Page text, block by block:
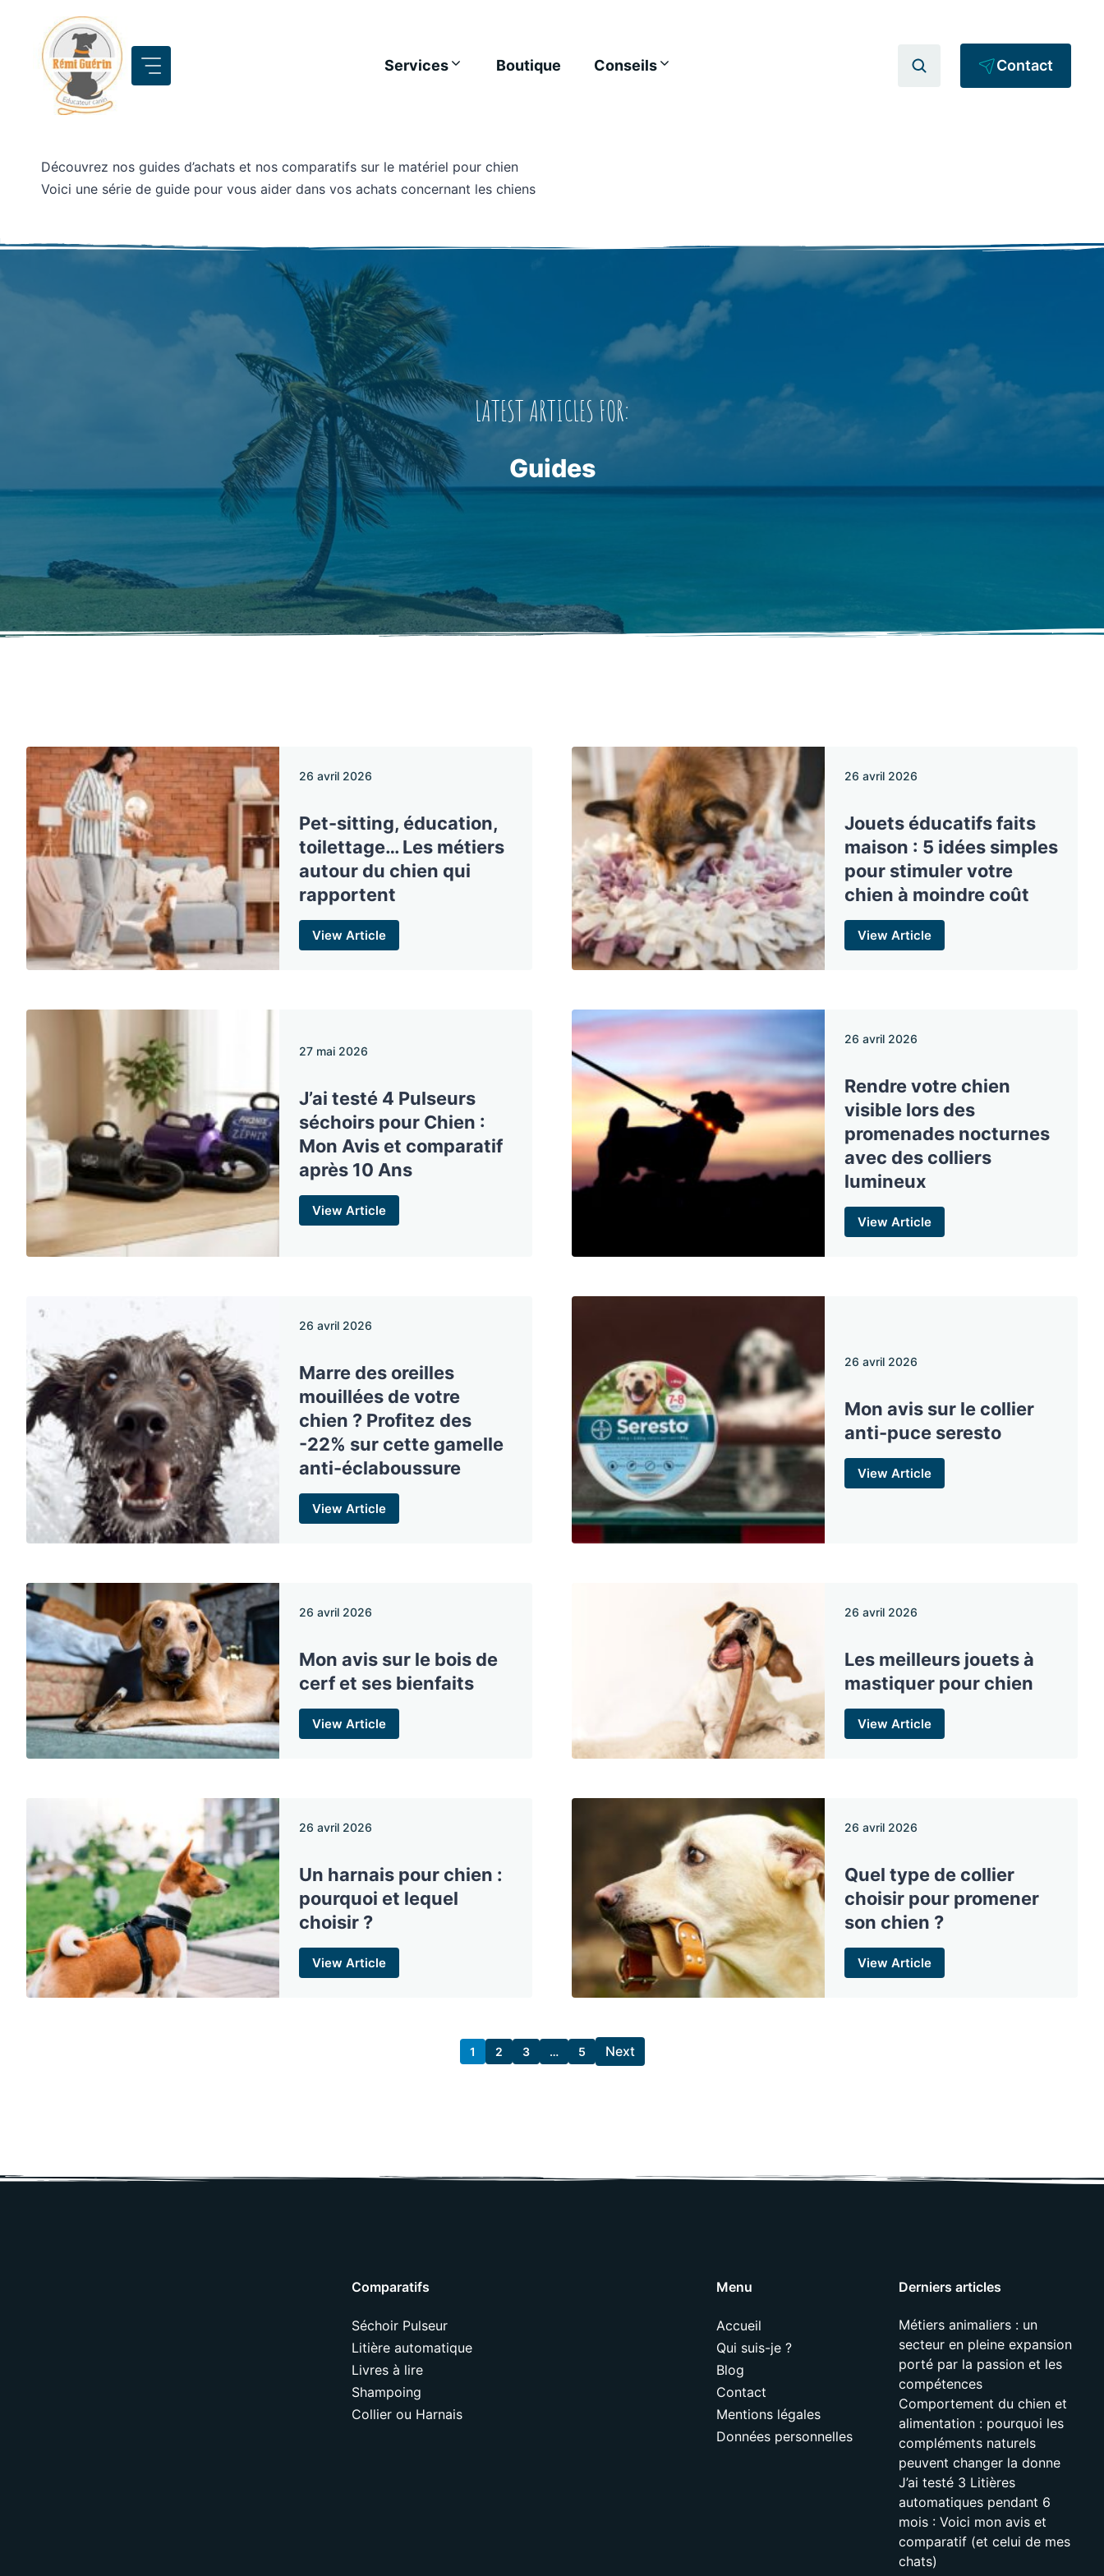
contenu
Services Boutique Conseils Contact
Découvrez nos guides d’achats et nos comparatifs sur le matériel pour chien
Voici une série de guide pour vous aider dans vos achats concernant les chiens
LATEST ARTICLES FOR:
Guides
26 avril 2026
Pet-sitting, éducation,
toilettage… Les métiers
autour du chien qui
rapportent
View Article
26 avril 2026
Jouets éducatifs faits
maison : 5 idées simples
pour stimuler votre
chien à moindre coût
View Article
27 mai 2026
J’ai testé 4 Pulseurs
séchoirs pour Chien :
Mon Avis et comparatif
après 10 Ans
View Article
26 avril 2026
Rendre votre chien
visible lors des
promenades nocturnes
avec des colliers
lumineux
View Article
26 avril 2026
Marre des oreilles
mouillées de votre
chien ? Profitez des
-22% sur cette gamelle
anti-éclaboussure
View Article
26 avril 2026
Mon avis sur le collier
anti-puce seresto
View Article
26 avril 2026
Mon avis sur le bois de
cerf et ses bienfaits
View Article
26 avril 2026
Les meilleurs jouets à
mastiquer pour chien
View Article
26 avril 2026
Un harnais pour chien :
pourquoi et lequel
choisir ?
View Article
26 avril 2026
Quel type de collier
choisir pour promener
son chien ?
View Article
1 2 3 … 5 Next
Comparatifs
Séchoir Pulseur
Litière automatique
Livres à lire
Shampoing
Collier ou Harnais
Menu
Accueil
Qui suis-je ?
Blog
Contact
Mentions légales
Données personnelles
Derniers articles
Métiers animaliers : un
secteur en pleine expansion
porté par la passion et les
compétences
Comportement du chien et
alimentation : pourquoi les
compléments naturels
peuvent changer la donne
J’ai testé 3 Litières
automatiques pendant 6
mois : Voici mon avis et
comparatif (et celui de mes
chats)